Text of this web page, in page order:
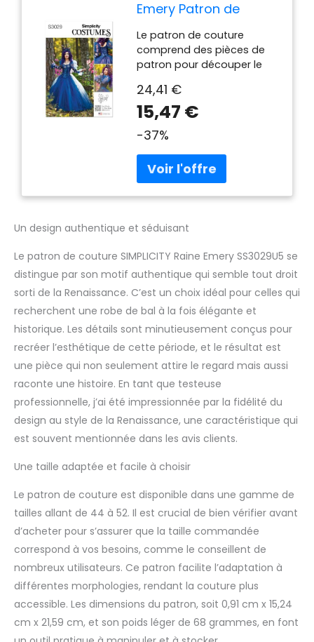
Emery Patron de
Robe de bal pour
femme Taille 44-46-
48-50-52
Le patron de couture
comprend des pièces de
patron pour découper le
illustrées étape par étape
pour vous guider tout au
long du processus de
couture Le dos de
l'emballage du motif
comprend des
informations sur la façon
de sélectionner le tissu et
informations sur les tailles
pour l'inspiration, soyez
créatif avec votre choix de
tissus et de garnitures pour
s'adapter à votre style
Suggestion de tissu :
corsage et contraste de
2,5 cm Dupioni, satin,
shantung, taffetas, lame.
Corsage également en :
brocart, velours. Contraste
2,3 : tulle (en deux couleurs
coordonnées). Entoilage :
coton canard, sergé.
24,41 €
15,47 €
-37%
Un design authentique et séduisant
Le patron de couture SIMPLICITY Raine Emery SS3029U5 se
distingue par son motif authentique qui semble tout droit
sorti de la Renaissance. C’est un choix idéal pour celles qui
recherchent une robe de bal à la fois élégante et
historique. Les détails sont minutieusement conçus pour
recréer l’esthétique de cette période, et le résultat est
une pièce qui non seulement attire le regard mais aussi
raconte une histoire. En tant que testeuse
professionnelle, j’ai été impressionnée par la fidélité du
design au style de la Renaissance, une caractéristique qui
est souvent mentionnée dans les avis clients.
Une taille adaptée et facile à choisir
Le patron de couture est disponible dans une gamme de
tailles allant de 44 à 52. Il est crucial de bien vérifier avant
d’acheter pour s’assurer que la taille commandée
correspond à vos besoins, comme le conseillent de
nombreux utilisateurs. Ce patron facilite l’adaptation à
différentes morphologies, rendant la couture plus
accessible. Les dimensions du patron, soit 0,91 cm x 15,24
cm x 21,59 cm, et son poids léger de 68 grammes, en font